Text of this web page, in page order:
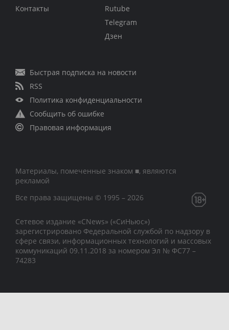
Контакты
Rutube
Telegram
Дзен
Быстрая подписка на новости
RSS
Политика конфиденциальности
Сообщить об ошибке
Правовая информация
Материалы, помеченные знаком ■, являются
рекламой
Все права защищены © 1995 – 2026
Сетевое издание «CNews» («СиНьюс»)
зарегистрировано Федеральной службой по надзору в
сфере связи, информационных технологий и массовых
коммуникаций 09.11.2018 за номером Эл № ФС77 –
74283